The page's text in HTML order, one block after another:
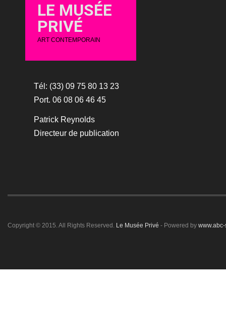
LE MUSÉE
PRIVÉ
ART CONTEMPORAIN
Tél: (33) 09 75 80 13 23
Port. 06 08 06 46 45
Patrick Reynolds
Directeur de publication
Copyright © 2015. All Rights Reserved. Le Musée Privé - Powered by